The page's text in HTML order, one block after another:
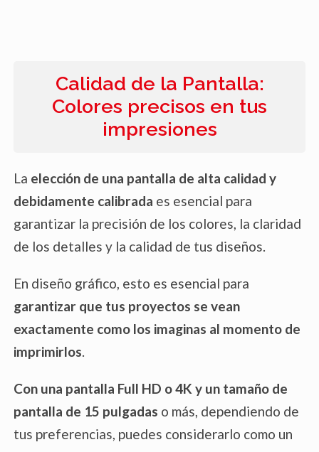
Calidad de la Pantalla:
Colores precisos en tus
impresiones
La elección de una pantalla de alta calidad y
debidamente calibrada es esencial para
garantizar la precisión de los colores, la claridad
de los detalles y la calidad de tus diseños.
En diseño gráfico, esto es esencial para
garantizar que tus proyectos se vean
exactamente como los imaginas al momento de
imprimirlos.
Con una pantalla Full HD o 4K y un tamaño de
pantalla de 15 pulgadas o más, dependiendo de
tus preferencias, puedes considerarlo como un